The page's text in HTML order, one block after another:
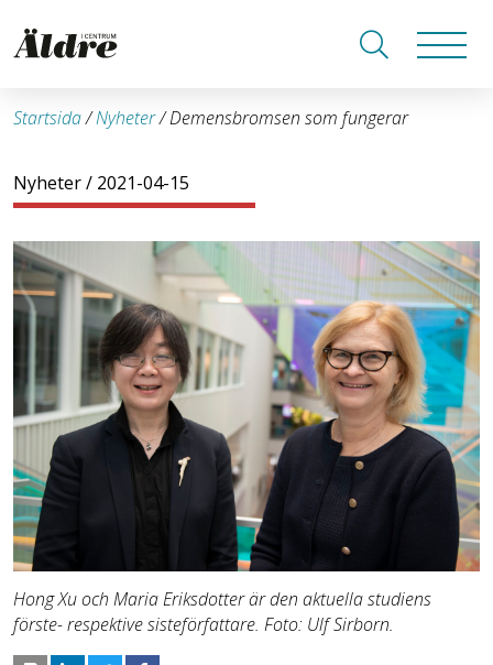
Startsida/Nyheter/Demensbromsen som fungerar
Nyheter/ 2021-04-15
Hong Xu och Maria Eriksdotter är den aktuella studiens
förste- respektive sisteförfattare. Foto: Ulf Sirborn.